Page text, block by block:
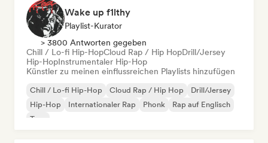
Wake up f1lthy
Playlist-Kurator
> 3800 Antworten gegeben
Chill / Lo-fi Hip-HopCloud Rap / Hip HopDrill/Jersey
Hip-HopInstrumentaler Hip-Hop
Künstler zu meinen einflussreichen Playlists hinzufügen
Chill / Lo-fi Hip-Hop Cloud Rap / Hip Hop
Drill/Jersey
Hip-Hop
Internationaler Rap Phonk
Rap auf Englisch
Trap